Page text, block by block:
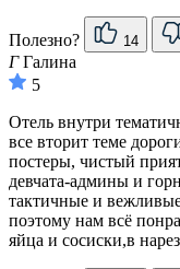
Полезно? 14
ГГалина
5
Отель внутри
все вторит теме
постеры, чистый
девчата-админы и
тактичные и
поэтому нам всё
яйца и сосиски,в